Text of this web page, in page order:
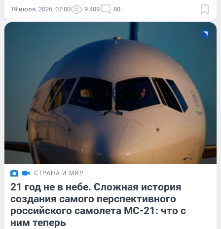
19 июля, 2026, 07:00 9 409 80
СТРАНА И МИР
21 год не в небе. Сложная история
создания самого перспективного
российского самолета МС-21: что с
ним теперь